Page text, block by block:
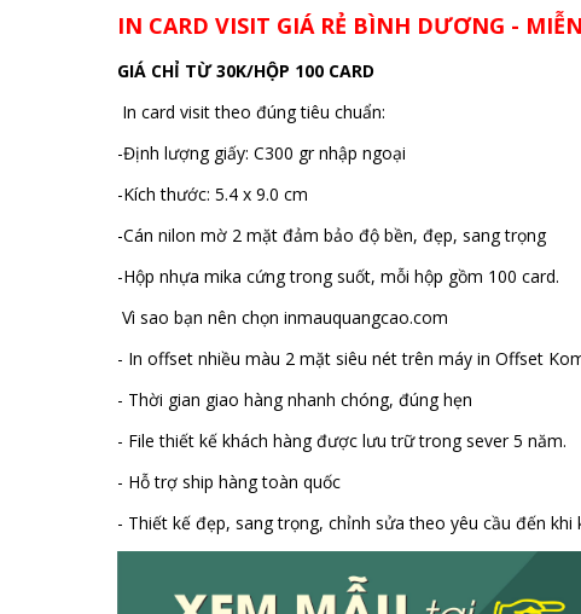
IN CARD VISIT GIÁ RẺ BÌNH DƯƠNG -
GIÁ CHỈ TỪ 30K/HỘP 100 CARD
In card visit theo đúng tiêu chuẩn:
-Định lượng giấy: C300 gr nhập ngoại
-Kích thước: 5.4 x 9.0 cm
-Cán nilon mờ 2 mặt đảm bảo độ bền, đẹp, sang trọng
-Hộp nhựa mika cứng trong suốt, mỗi hộp gồm 100 card.
Vì sao bạn nên chọn inmauquangcao.com
- In offset nhiều màu 2 mặt siêu nét trên máy in Offset
- Thời gian giao hàng nhanh chóng, đúng hẹn
- File thiết kế khách hàng được lưu trữ trong sever 5 năm.
- Hỗ trợ ship hàng toàn quốc
- Thiết kế đẹp, sang trọng, chỉnh sửa theo yêu cầu đến khi